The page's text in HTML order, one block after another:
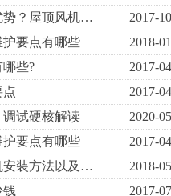
屋顶风机应用具有哪些优势？屋顶风机介绍与分析
2017-
要点有哪些
2018-
些?
2017-
点
2017-
试硬核解读
2020-
要点有哪些
2017-
屋顶风机用途、屋顶风机安装方法以及屋顶风机选型等知识全面介绍
2018-
钱
2017-